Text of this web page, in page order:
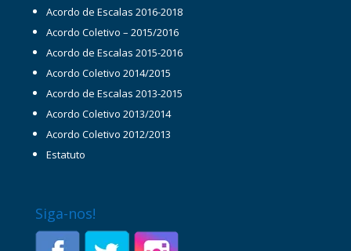
Acordo de Escalas 2016-2018
Acordo Coletivo – 2015/2016
Acordo de Escalas 2015-2016
Acordo Coletivo 2014/2015
Acordo de Escalas 2013-2015
Acordo Coletivo 2013/2014
Acordo Coletivo 2012/2013
Estatuto
Siga-nos!